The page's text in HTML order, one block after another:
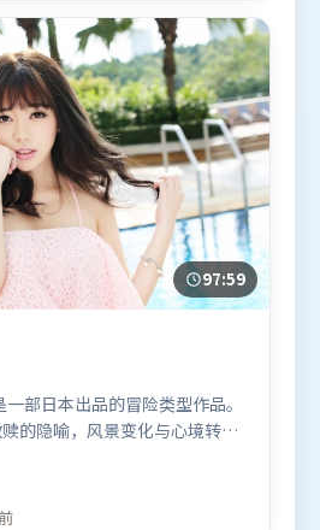
97:59
部日本出品的冒险类型作品。
的隐喻，风景变化与心境转折
线并进，最终在关键节点收
兰执导，弗洛伦丝·皮尤、易
汤姆·哈迪、谭卓、黄政民等